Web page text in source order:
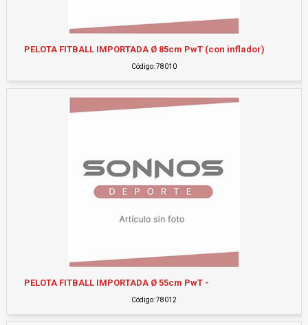
PELOTA FITBALL IMPORTADA Ø 85cm PwT (con inflador)
Código: 78010
PELOTA FITBALL IMPORTADA Ø 55cm PwT -
Código: 78012